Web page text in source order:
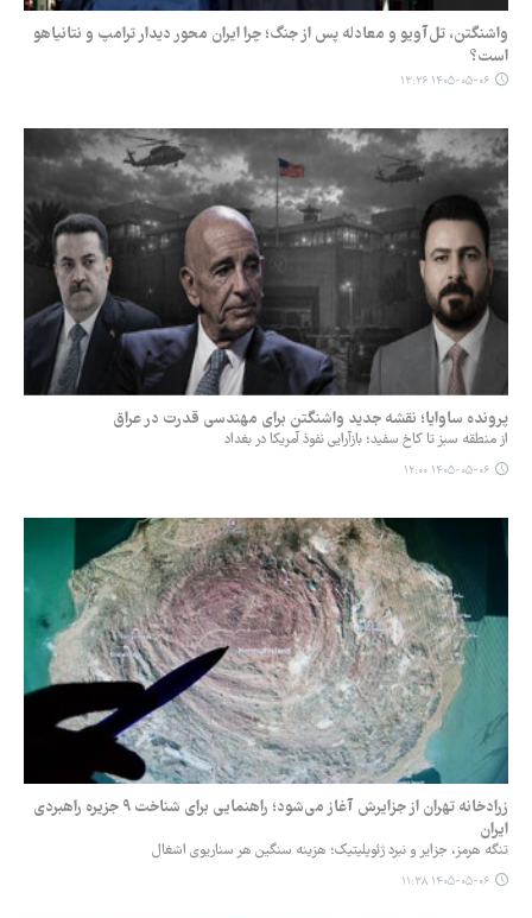
واشنگتن، تل‌آویو و معادله پس از جنگ؛ چرا ایران محور دیدار ترامپ و نتانیاهو
است؟
۱۴۰۵-۰۵-۰۶ ۱۳:۲۶
پرونده ساوایا؛ نقشه جدید واشنگتن برای مهندسی قدرت در عراق
از منطقه سبز تا کاخ سفید؛ بازآرایی نفوذ آمریکا در بغداد
۱۴۰۵-۰۵-۰۶ ۱۲:۰۰
زرادخانه تهران از جزایرش آغاز می‌شود؛ راهنمایی برای شناخت ۹ جزیره راهبردی
ایران
تنگه هرمز، جزایر و نبرد ژئوپلیتیک؛ هزینه سنگین هر سناریوی اشغال
۱۴۰۵-۰۵-۰۶ ۱۱:۳۸